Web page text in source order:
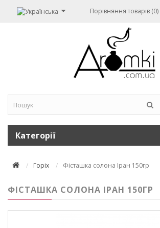
Порівняння товарів (0)
Категорії
Горіх Фісташка солона Іран 150гр
ФІСТАШКА СОЛОНА ІРАН 150ГР